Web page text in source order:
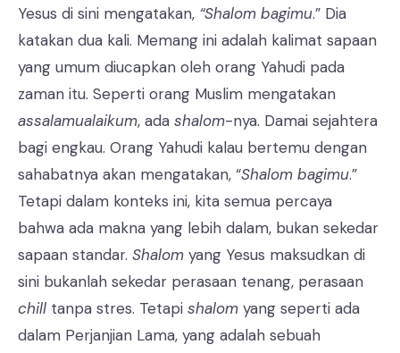
Yesus di sini mengatakan, “Shalom bagimu.” Dia
katakan dua kali. Memang ini adalah kalimat sapaan
yang umum diucapkan oleh orang Yahudi pada
zaman itu. Seperti orang Muslim mengatakan
assalamualaikum, ada shalom-nya. Damai sejahtera
bagi engkau. Orang Yahudi kalau bertemu dengan
sahabatnya akan mengatakan, “Shalom bagimu.”
Tetapi dalam konteks ini, kita semua percaya
bahwa ada makna yang lebih dalam, bukan sekedar
sapaan standar. Shalom yang Yesus maksudkan di
sini bukanlah sekedar perasaan tenang, perasaan
chill tanpa stres. Tetapi shalom yang seperti ada
dalam Perjanjian Lama, yang adalah sebuah